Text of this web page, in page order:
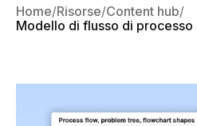
Home Risorse Content hub
Modello di flusso di processo